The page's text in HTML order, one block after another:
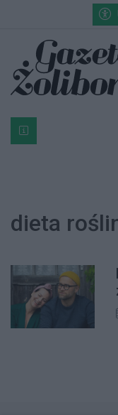
Przejdź do głównych
Przejdź do
Przejdź do głównego
Bardzo
dieta